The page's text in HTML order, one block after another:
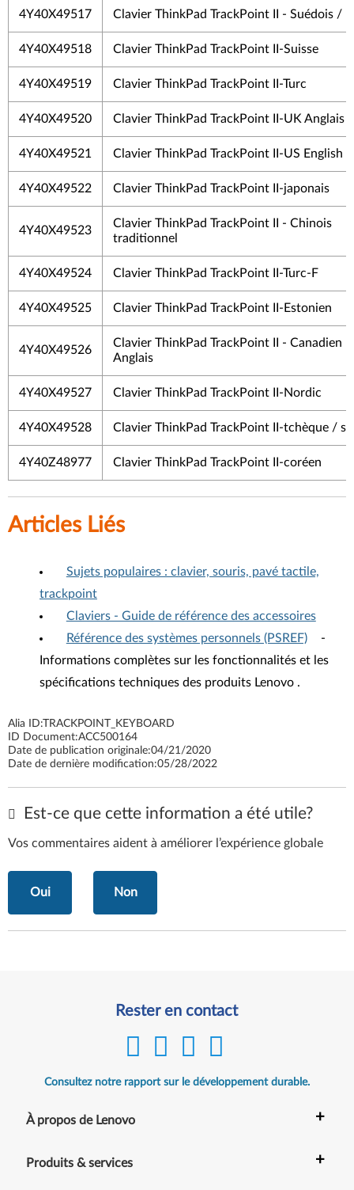
4Y40X49517 Clavier ThinkPad TrackPoint II - Suédois /
4Y40X49518 Clavier ThinkPad TrackPoint II-Suisse
4Y40X49519 Clavier ThinkPad TrackPoint II-Turc
4Y40X49520 Clavier ThinkPad TrackPoint II-UK Anglais
4Y40X49521 Clavier ThinkPad TrackPoint II-US English
4Y40X49522 Clavier ThinkPad TrackPoint II-japonais
4Y40X49523
Clavier ThinkPad TrackPoint II - Chinois
traditionnel
4Y40X49524 Clavier ThinkPad TrackPoint II-Turc-F
4Y40X49525 Clavier ThinkPad TrackPoint II-Estonien
4Y40X49526
Clavier ThinkPad TrackPoint II - Canadien
Anglais
4Y40X49527 Clavier ThinkPad TrackPoint II-Nordic
4Y40X49528 Clavier ThinkPad TrackPoint II-tchèque /
4Y40Z48977 Clavier ThinkPad TrackPoint II-coréen
Articles Liés
Sujets populaires : clavier, souris, pavé tactile,
trackpoint
Claviers - Guide de référence des accessoires
Référence des systèmes personnels (PSREF)
-
Informations complètes sur les fonctionnalités et les
spécifications techniques des produits Lenovo .
Alia ID: TRACKPOINT_KEYBOARD
ID Document:ACC500164
Date de publication originale:04/21/2020
Date de dernière modification:05/28/2022
Est-ce que cette information a été utile?
Vos commentaires aident à améliorer l’expérience globale
Oui Non
Rester en contact
Consultez notre rapport sur le développement durable.
À propos de Lenovo +
Produits & services +